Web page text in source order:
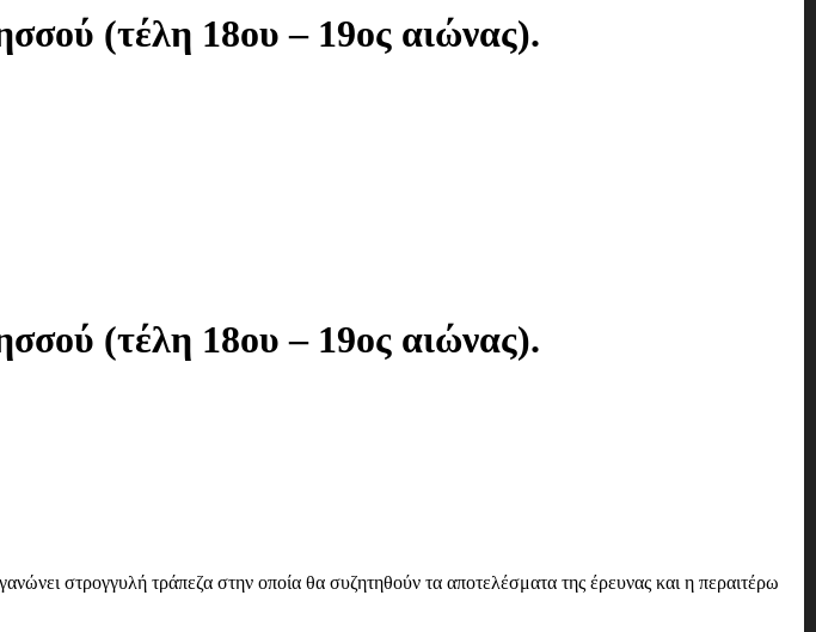
(τέλη 18ου – 19ος αιώνας).
(τέλη 18ου – 19ος αιώνας).
στρογγυλή τράπεζα στην οποία θα συζητηθούν τα αποτελέσματα της έρευνας και η περαιτέρω